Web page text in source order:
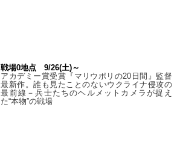
戦場0地点 9/26(土)～
アカデミー賞受賞『マリウポリの20日間』監督
最新作。誰も見たことのないウクライナ侵攻の
最前線－兵士たちのヘルメットカメラが捉え
た“本物”の戦場